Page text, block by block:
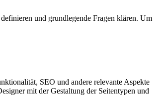
und grundlegende Fragen klären. Um
SEO und andere relevante Aspekte
mit der Gestaltung der Seitentypen und